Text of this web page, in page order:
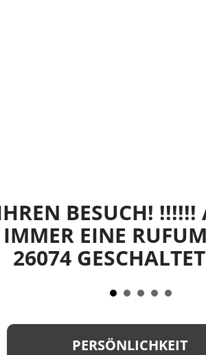
BESUCH!
EINE
26074
PERSÖNLICHKEIT